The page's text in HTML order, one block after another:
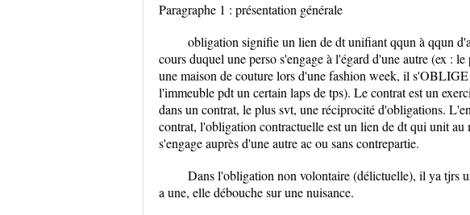
Paragraphe 1 : présentation générale
obligation signifie un lien de dt unifiant qqun à qqun
cours duquel une perso s'engage à l'égard d'une autre (ex :
une maison de couture lors d'une fashion week, il
l'immeuble pdt un certain laps de tps). Le contrat est un
dans un contrat, le plus svt, une réciprocité d'obligations.
contrat, l'obligation contractuelle est un lien de dt qui unit au
s'engage auprès d'une autre ac ou sans contrepartie.
Dans l'obligation non volontaire (délictuelle), il ya tjrs
a une, elle débouche sur une nuisance.